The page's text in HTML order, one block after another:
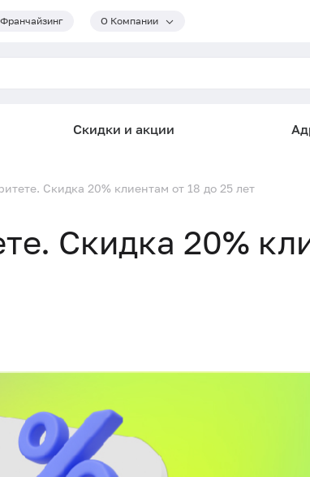
Франчайзинг О Компании
Скидки и акции
Скидка 20% клиентам от 18 до 25 лет
Скидка 20%